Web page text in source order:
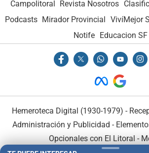
Campolitoral Revista Nosotros
Podcasts Mirador Provincial VivíMejor
Notife Educacion SF
Hemeroteca Digital (1930-1979) -
Administración y Publicidad -
Opcionales con El Litoral -